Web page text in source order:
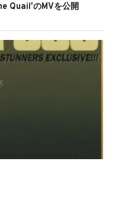
Quail'のMVを公開